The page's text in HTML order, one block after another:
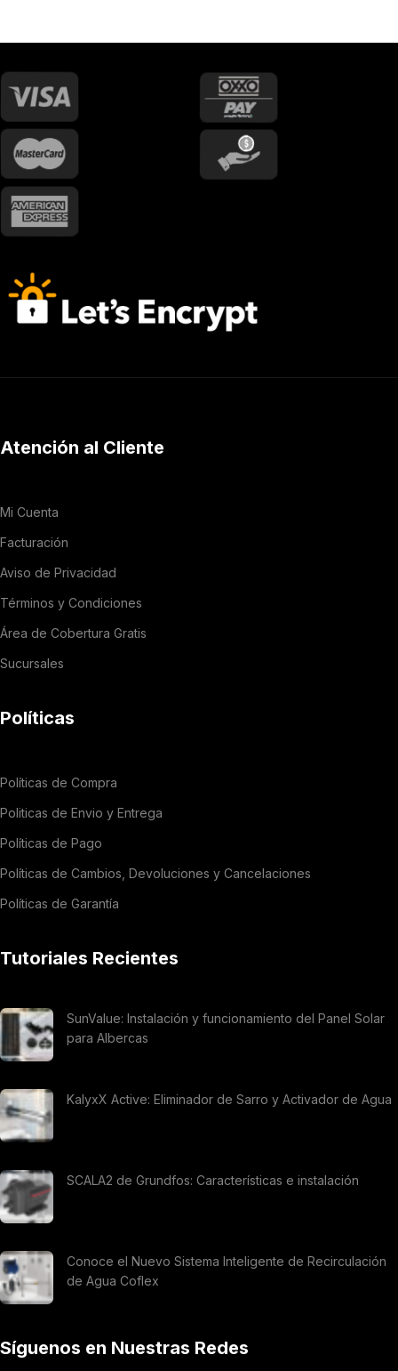
Atención al Cliente
Mi Cuenta
Facturación
Aviso de Privacidad
Términos y Condiciones
Área de Cobertura Gratis
Sucursales
Políticas
Políticas de Compra
Politicas de Envio y Entrega
Políticas de Pago
Políticas de Cambios, Devoluciones y Cancelaciones
Políticas de Garantía
Tutoriales Recientes
SunValue: Instalación y funcionamiento del Panel Solar
para Albercas
KalyxX Active: Eliminador de Sarro y Activador de Agua
SCALA2 de Grundfos: Características e instalación
Conoce el Nuevo Sistema Inteligente de Recirculación
de Agua Coflex
Síguenos en Nuestras Redes